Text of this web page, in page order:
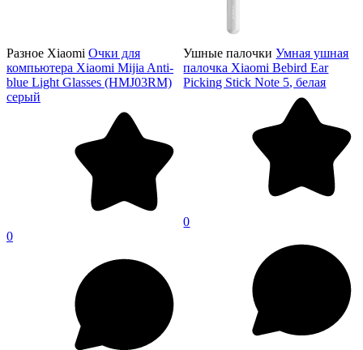
Разное Xiaomi Очки для
компьютера Xiaomi Mijia Anti-
blue Light Glasses (HMJ03RM)
серый
0
Ушные палочки Умная ушная
палочка Xiaomi Bebird Ear
Picking Stick Note 5, белая
0